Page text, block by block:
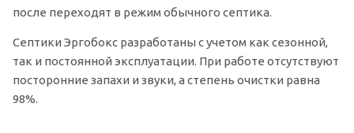
после переходят в режим обычного септика.
Септики Эргобокс разработаны с учетом как сезонной,
так и постоянной эксплуатации. При работе отсутствуют
посторонние запахи и звуки, а степень очистки равна
98%.